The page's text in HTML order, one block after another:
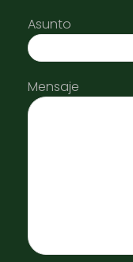
Asunto
Mensaje